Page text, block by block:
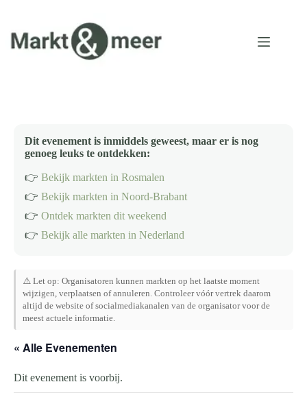
inhoud
Dit evenement is inmiddels geweest, maar er is nog
genoeg leuks te ontdekken:
👉 Bekijk markten in Rosmalen
👉 Bekijk markten in Noord-Brabant
👉 Ontdek markten dit weekend
👉 Bekijk alle markten in Nederland
⚠️ Let op: Organisatoren kunnen markten op het laatste moment
wijzigen, verplaatsen of annuleren. Controleer vóór vertrek daarom
altijd de website of socialmediakanalen van de organisator voor de
meest actuele informatie.
« Alle Evenementen
Dit evenement is voorbij.